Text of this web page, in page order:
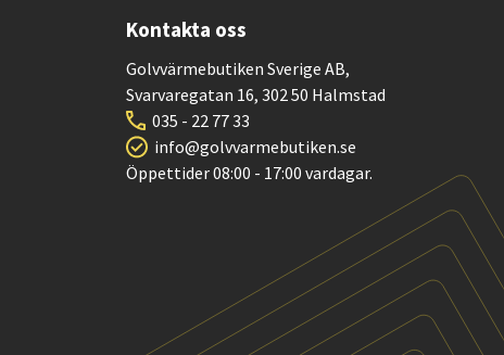
Kontakta oss
Golvvärmebutiken Sverige AB,
Svarvaregatan 16, 302 50 Halmstad
035 - 22 77 33
info@golvvarmebutiken.se
Öppettider 08:00 - 17:00 vardagar.